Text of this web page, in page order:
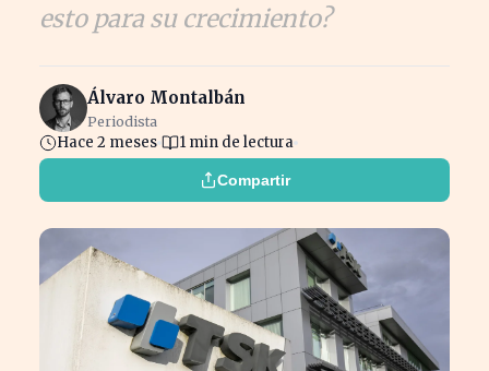
esto para su crecimiento?
Álvaro Montalbán
Periodista
Hace 2 meses 1 min de lectura
Compartir